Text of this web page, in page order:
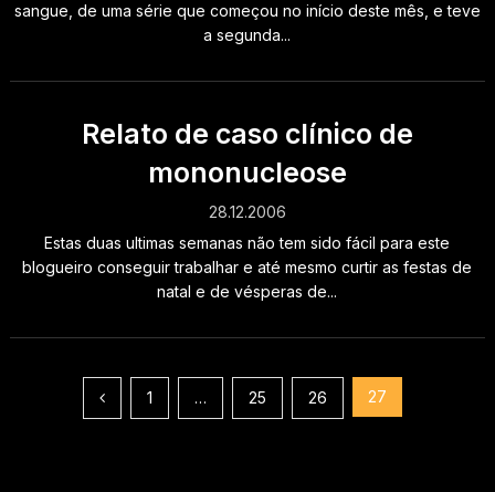
sangue, de uma série que começou no início deste mês, e teve
a segunda...
Relato de caso clínico de
mononucleose
28.12.2006
Estas duas ultimas semanas não tem sido fácil para este
blogueiro conseguir trabalhar e até mesmo curtir as festas de
natal e de vésperas de...
Paginação1 … 25 26 27